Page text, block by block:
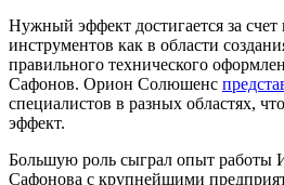
Нужный эффект достигается за
инструментов как в области
правильного технического
Сафонов. Орион Солюшенс
специалистов в разных областях,
эффект.
Большую роль сыграл опыт работы
Сафонова с крупнейшими